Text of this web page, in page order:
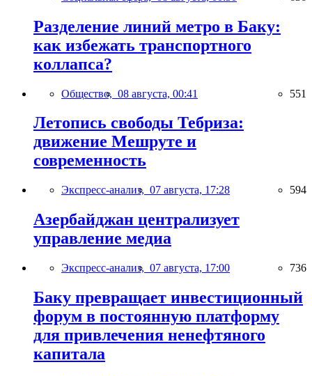
Разделение линий метро в Баку:
как избежать транспортного
коллапса?
Общество, 08 августа, 00:41 551
Летопись свободы Тебриза:
движение Мешруте и
современность
Экспресс-анализ, 07 августа, 17:28 594
Азербайджан централизует
управление медиа
Экспресс-анализ, 07 августа, 17:00 736
Баку превращает инвестиционный
форум в постоянную платформу
для привлечения ненефтяного
капитала